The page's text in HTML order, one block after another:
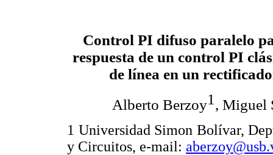
Control PI difuso paralelo
respuesta de un control PI
de línea en un
Alberto Berzoy1 , Miguel
1 Universidad Simon Bolívar,
y Circuitos, e-mail: